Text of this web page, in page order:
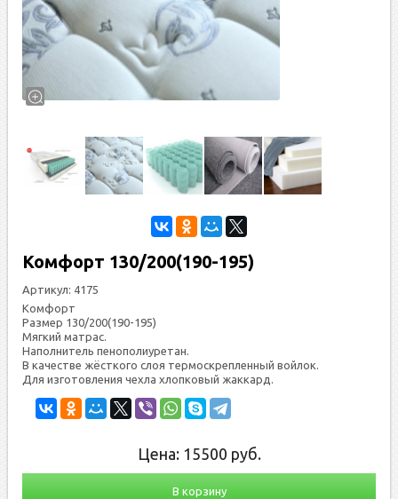
Комфорт 130/200(190-195)
Артикул: 4175
Комфорт
Размер 130/200(190-195)
Мяг­кий мат­рас.
На­пол­ни­тель пе­нопо­ли­уре­тан.
В ка­чес­тве жёс­тко­го слоя тер­мос­креп­ленный вой­лок.
Для из­го­тов­ле­ния чех­ла хлоп­ко­вый жак­кард.
Цена: 15500 руб.
В корзину